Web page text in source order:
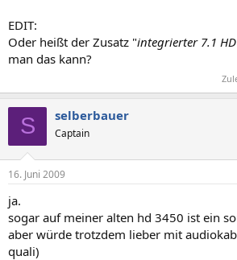
EDIT:
Oder heißt der Zusatz "integrierter 7.1
man das kann?
S selberbauer
Captain
16. Juni 2009
ja.
sogar auf meiner alten hd 3450 ist ein
aber würde trotzdem lieber mit
quali)